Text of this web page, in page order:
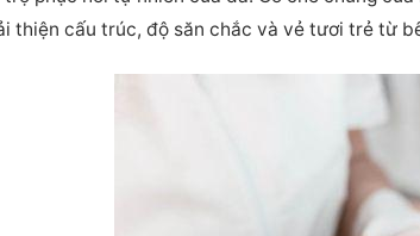
thiện cấu trúc, độ săn chắc và vẻ tươi trẻ từ